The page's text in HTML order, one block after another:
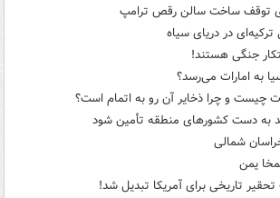
توقف ساخت سالن رقص ترامپ
در دریای سیاه
جنگی هستند!
به امارات می‌رسد؟
چیست و چرا ذخایر آن رو به اتمام است؟
به دست کشورهای منطقه تأمین شود
شمالی
یمن
تاریخی برای آمریکا تبدیل شد!